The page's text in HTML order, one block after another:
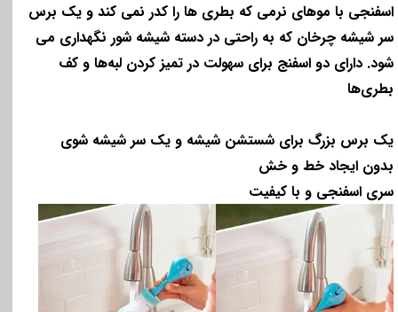
اسفنجی با موهای نرمی که بطری ها را کدر نمی کند و یک برس
سر شیشه چرخان که به راحتی در دسته شیشه شور نگهداری می
شود. دارای دو اسفنج برای سهولت در تمیز کردن لبه‌ها و کف
بطری‌ها
یک برس بزرگ برای شستشن شیشه و یک سر شیشه شوی
بدون ایجاد خط و خش
سری اسفنجی و با کیفیت